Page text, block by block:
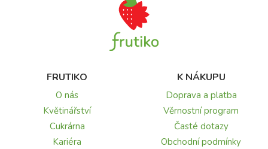
FRUTIKO
O nás
Květinářství
Cukrárna
Kariéra
K NÁKUPU
Doprava a platba
Věrnostní program
Časté dotazy
Obchodní podmínky